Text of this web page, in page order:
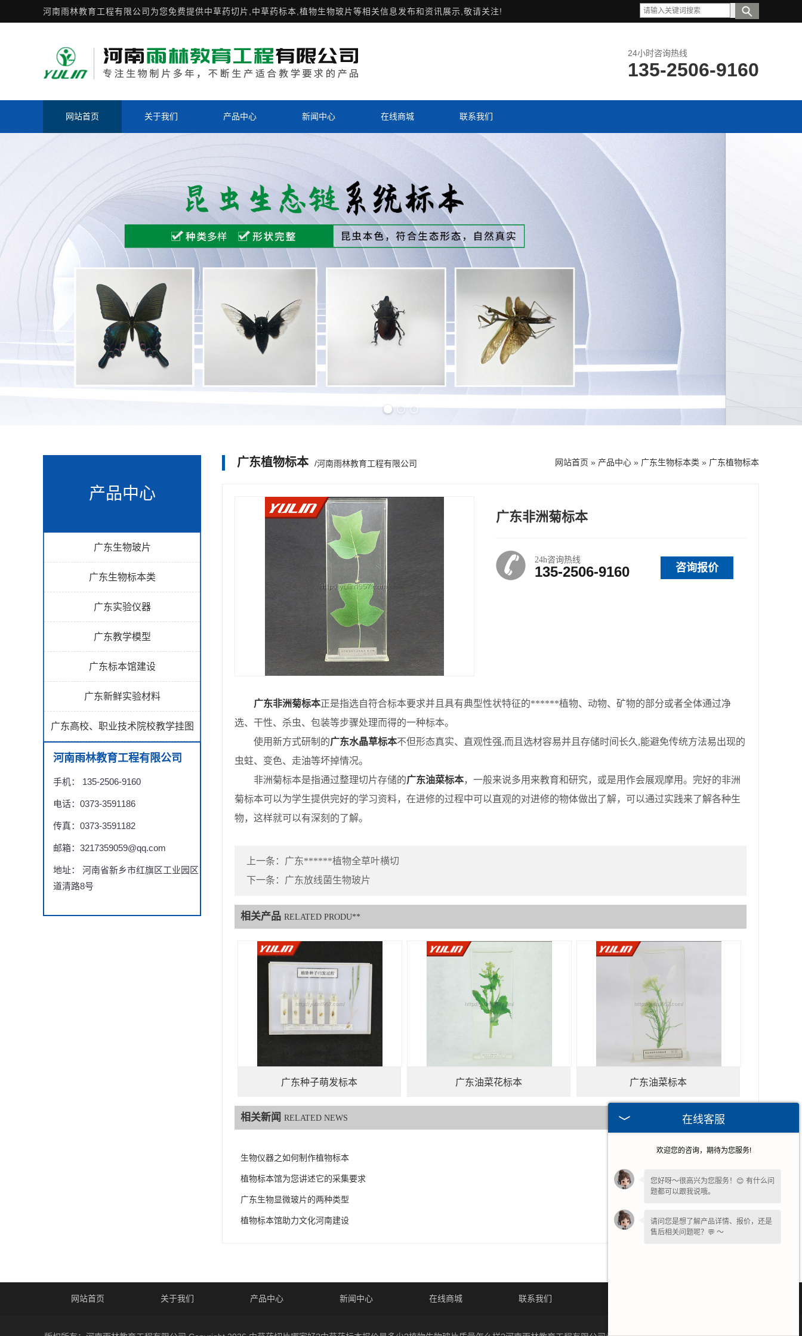
河南雨林教育工程有限公司为您免费提供中草药切片 ,中草药标本,植物生物玻片等相关信息发布和资讯展示,敬请关注!
24小时咨询热线
135-2506-9160
网站首页 关于我们 产品中心 新闻中心 在线商城 联系我们
产品中心
广东生物玻片
广东生物标本类
广东实验仪器
广东教学模型
广东标本馆建设
广东新鲜实验材料
广东高校、职业技术院校教学挂图
河南雨林教育工程有限公司
手机： 135-2506-9160
电话：0373-3591186
传真：0373-3591182
邮箱：3217359059@qq.com
地址： 河南省新乡市红旗区工业园区
道清路8号
广东植物标本 /河南雨林教育工程有限公司 网站首页 » 产品中心 » 广东生物标本类 » 广东植物标本
广东非洲菊标本
咨询报价
24h咨询热线
135-2506-9160
广东非洲菊标本正是指选自符合标本要求并且具有典型性状特征的******植物、动物、矿物的部分或者全体通过净
选、干性、杀虫、包装等步骤处理而得的一种标本。
使用新方式研制的广东水晶草标本不但形态真实、直观性强,而且选材容易并且存储时间长久,能避免传统方法易出现的
虫蛀、变色、走油等坏掉情况。
非洲菊标本是指通过整理切片存储的广东油菜标本，一般来说多用来教育和研究，或是用作会展观摩用。完好的非洲
菊标本可以为学生提供完好的学习资料，在进修的过程中可以直观的对进修的物体做出了解，可以通过实践来了解各种生
物，这样就可以有深刻的了解。
上一条： 广东******植物全草叶横切
下一条： 广东放线菌生物玻片
相关产品 RELATED PRODU**
广东种子萌发标本 广东油菜花标本 广东油菜标本
相关新闻 RELATED NEWS
生物仪器之如何制作植物标本
植物标本馆为您讲述它的采集要求 2015-05-30
广东生物显微玻片的两种类型
植物标本馆助力文化河南建设 2014-09-02
网站首页 关于我们 产品中心 新闻中心 在线商城 联系我们
在线客服
欢迎您的咨询，期待为您服务!
您好呀～很高兴为您服务！😊 有什么问
题都可以跟我说哦。
请问您是想了解产品详情、报价，还是
售后相关问题呢？💬 ～